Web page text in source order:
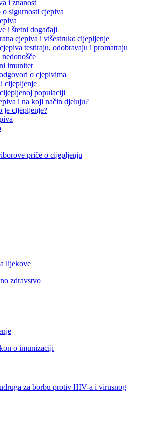
i znanost
o sigurnosti cjepiva
i štetni događaji
cjepiva i višestruko cijepljenje
testiraju, odobravaju i promatraju
imunitet
o cjepivima
cijepljenje
populaciji
i na koji način djeluju?
je cijepljenje?
priče o cijepljenju
lijekove
zdravstvo
o imunizaciji
za borbu protiv HIV-a i virusnog